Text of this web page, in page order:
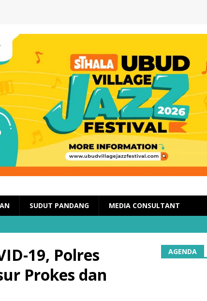
SUDUT PANDANG MEDIA CONSULTANT
19, Polres
Prokes dan
AGENDA